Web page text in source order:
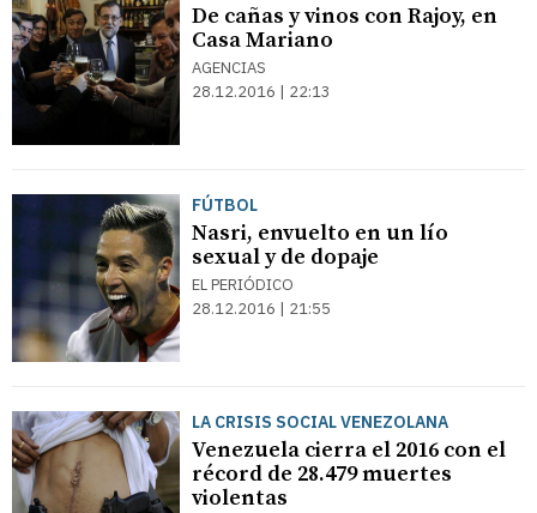
De cañas y vinos con Rajoy, en
Casa Mariano
AGENCIAS
28.12.2016 | 22:13
FÚTBOL
Nasri, envuelto en un lío
sexual y de dopaje
EL PERIÓDICO
28.12.2016 | 21:55
LA CRISIS SOCIAL VENEZOLANA
Venezuela cierra el 2016 con el
récord de 28.479 muertes
violentas